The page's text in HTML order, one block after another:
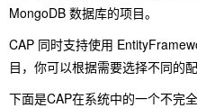
MongoDB 数据库的项目。
CAP 同时支持使用
目，你可以根据需要选择不同的配
下面是CAP在系统中的一个不完全